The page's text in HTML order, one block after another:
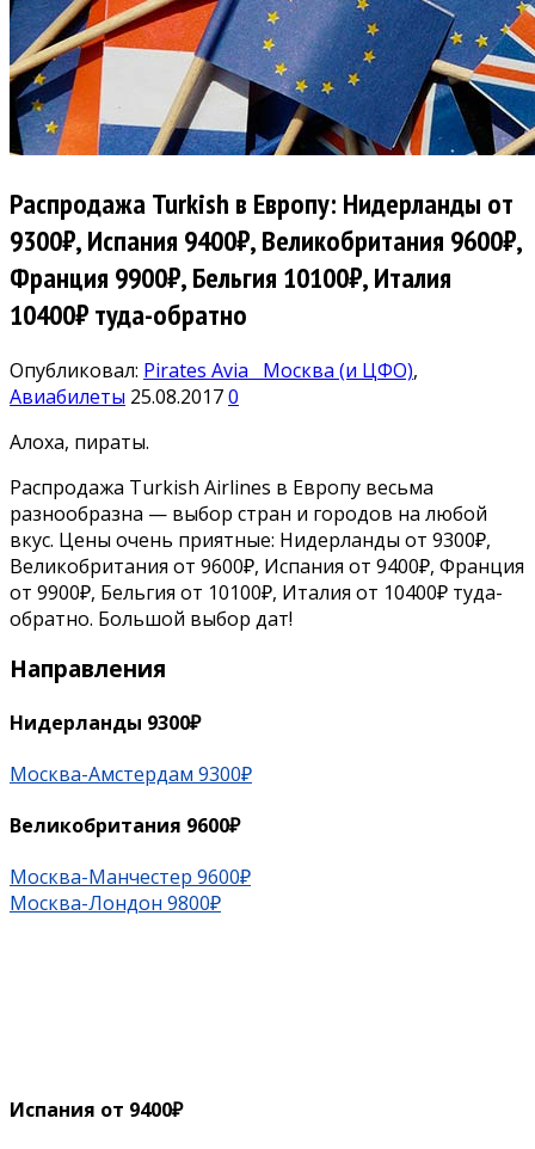
Распродажа Turkish в Европу: Нидерланды от
9300₽, Испания 9400₽, Великобритания 9600₽,
Франция 9900₽, Бельгия 10100₽, Италия
10400₽ туда-обратно
Опубликовал: Pirates Avia Москва (и ЦФО),
Авиабилеты 25.08.20170
Алоха, пираты.
Распродажа Turkish Airlines в Европу весьма
разнообразна — выбор стран и городов на любой
вкус. Цены очень приятные: Нидерланды от 9300₽,
Великобритания от 9600₽, Испания от 9400₽, Франция
от 9900₽, Бельгия от 10100₽, Италия от 10400₽ туда-
обратно. Большой выбор дат!
Направления
Нидерланды 9300₽
Москва-Амстердам 9300₽
Великобритания 9600₽
Москва-Манчестер 9600₽
Москва-Лондон 9800₽
Испания от 9400₽